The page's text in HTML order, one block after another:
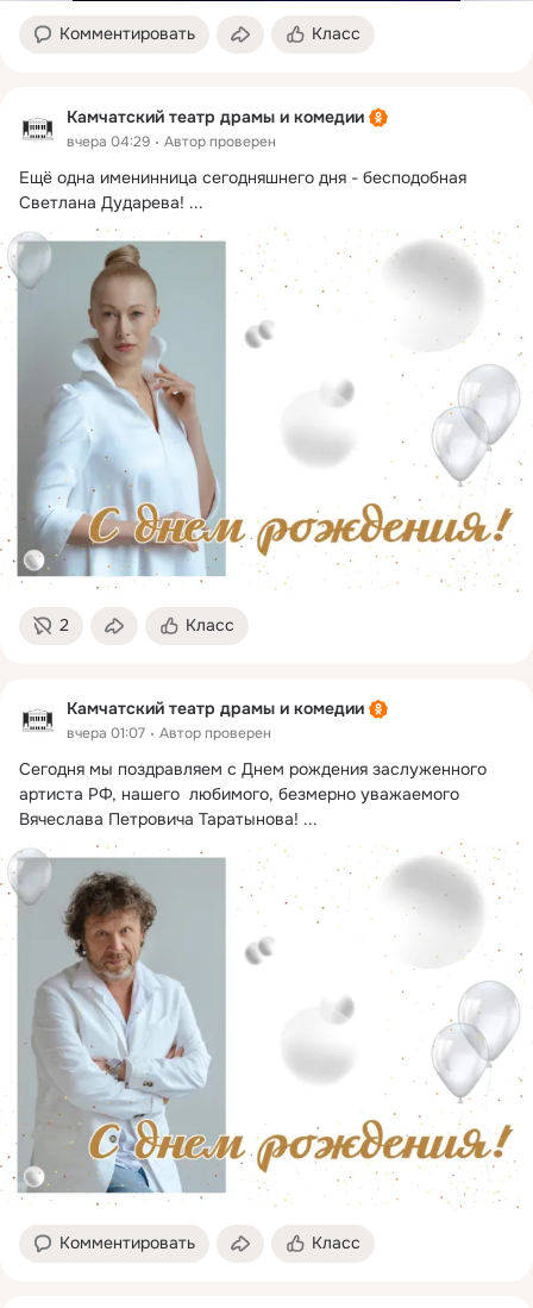
Комментировать Класс
Камчатский театр драмы и комедии
вчера 04:29 Автор проверен
Ещё одна именинница сегодняшнего дня - бесподобная
Светлана Дударева! ...
2 Класс
Камчатский театр драмы и комедии
вчера 01:07 Автор проверен
Сегодня мы поздравляем с Днем рождения заслуженного
артиста РФ, нашего  любимого, безмерно уважаемого
Вячеслава Петровича Таратынова! ...
Комментировать Класс